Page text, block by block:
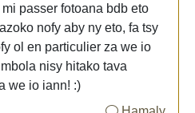
passer fotoana bdb eto
nofy aby ny eto, fa tsy
ol en particulier za we io
nisy hitako tava
we io iann! :)